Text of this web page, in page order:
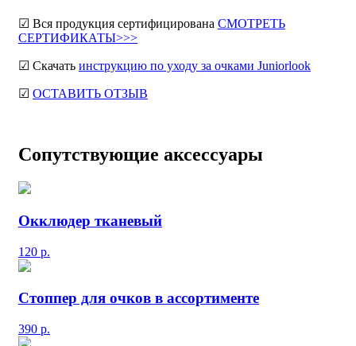
☑ Вся продукция сертифицирована СМОТРЕТЬ
СЕРТИФИКАТЫ>>>
☑ Скачать инструкцию по уходу за очками Juniorlook
☑ ОСТАВИТЬ ОТЗЫВ
Сопутствующие аксессуары
Окклюдер тканевый
120 р.
Стоппер для очков в ассортименте
390 р.